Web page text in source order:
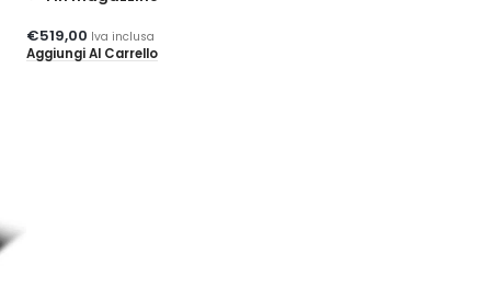
€519,00 Iva inclusa
Aggiungi Al Carrello